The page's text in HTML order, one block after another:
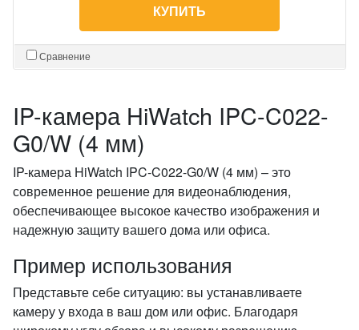
КУПИТЬ
Сравнение
IP-камера HiWatch IPC-C022-
G0/W (4 мм)
IP-камера HiWatch IPC-C022-G0/W (4 мм) – это
современное решение для видеонаблюдения,
обеспечивающее высокое качество изображения и
надежную защиту вашего дома или офиса.
Пример использования
Представьте себе ситуацию: вы устанавливаете
камеру у входа в ваш дом или офис. Благодаря